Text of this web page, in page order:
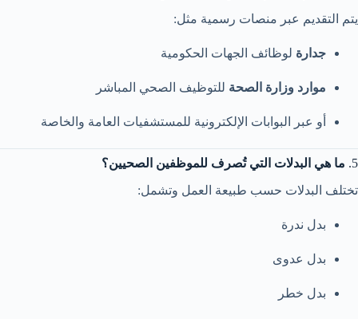
يتم التقديم عبر منصات رسمية مثل:
جدارة لوظائف الجهات الحكومية
موارد وزارة الصحة للتوظيف الصحي المباشر
أو عبر البوابات الإلكترونية للمستشفيات العامة والخاصة
5. ما هي البدلات التي تُصرف للموظفين الصحيين؟
تختلف البدلات حسب طبيعة العمل وتشمل:
بدل ندرة
بدل عدوى
بدل خطر